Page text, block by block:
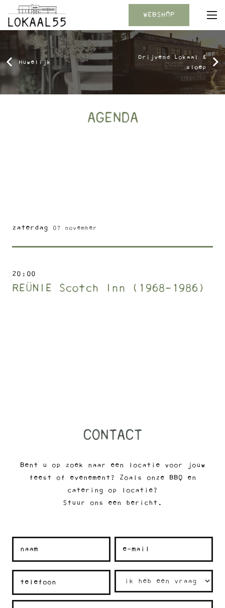
WEBSHOP
Huwelijk
Drijvend Lokaal &
sloep
AGENDA
zaterdag 07 november
20 00
REÜNIE Scotch Inn (1968-1986)
CONTACT
Bent u op zoek naar een locatie voor jouw
feest of evenement? Zoals onze BBQ en
catering op locatie?
Stuur ons een bericht.